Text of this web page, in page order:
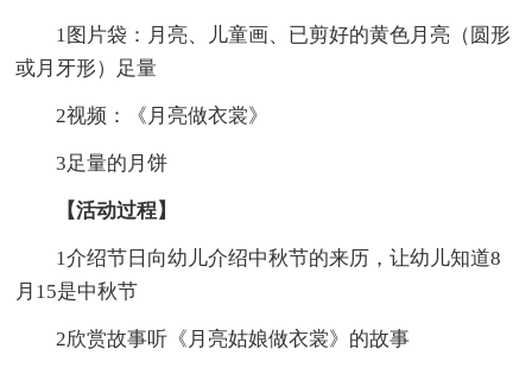
1图片袋：月亮、儿童画、已剪好的黄色月亮（圆形
或月牙形）足量
2视频：《月亮做衣裳》
3足量的月饼
【活动过程】
1介绍节日向幼儿介绍中秋节的来历，让幼儿知道8
月15是中秋节
2欣赏故事听《月亮姑娘做衣裳》的故事